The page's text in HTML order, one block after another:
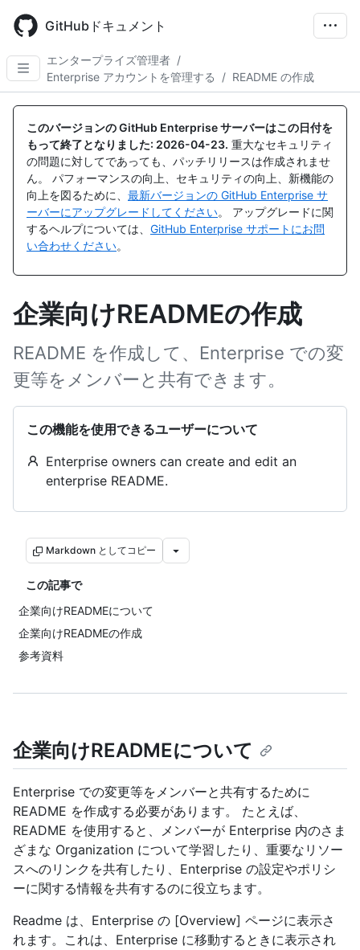
main
content
GitHubドキュメント
エンタープライズ管理者 /
Enterprise アカウントを管理する
/ README の作成
このバージョンの GitHub Enterprise サーバーはこの日付を
もって終了となりました: 2026-04-23. 重大なセキュリティ
の問題に対してであっても、パッチリリースは作成されませ
ん。 パフォーマンスの向上、セキュリティの向上、新機能の
向上を図るために、 最新バージョンの GitHub Enterprise サ
ーバーにアップグレードしてください。 アップグレードに関
するヘルプについては、 GitHub Enterprise サポートにお問
い合わせください。
企業向けREADMEの作成
README を作成して、Enterprise での変
更等をメンバーと共有できます。
この機能を使用できるユーザーについて
Enterprise owners can create and edit an
enterprise README.
Markdown としてコピー
この記事で
企業向けREADMEについて
企業向けREADMEの作成
参考資料
企業向けREADMEについて
Enterprise での変更等をメンバーと共有するために
README を作成する必要があります。 たとえば、
README を使用すると、メンバーが Enterprise 内のさま
ざまな Organization について学習したり、重要なリソー
スへのリンクを共有したり、Enterprise の設定やポリシ
ーに関する情報を共有するのに役立ちます。
Readme は、Enterprise の [Overview] ページに表示さ
れます。これは、Enterprise に移動するときに表示され